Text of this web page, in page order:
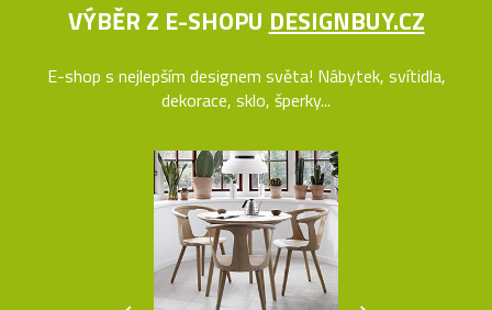
VÝBĚR Z E-SHOPU DESIGNBUY.CZ
E-shop s nejlepším designem světa! Nábytek, svítidla,
dekorace, sklo, šperky...